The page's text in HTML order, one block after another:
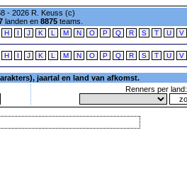
- 2026 R. Keuss (c)
landen en 8875teams.
H I J K L M N O P Q R S T U V
H I J K L M N O P Q R S T U V
jaartal en land van afkomst.
Renners per land: